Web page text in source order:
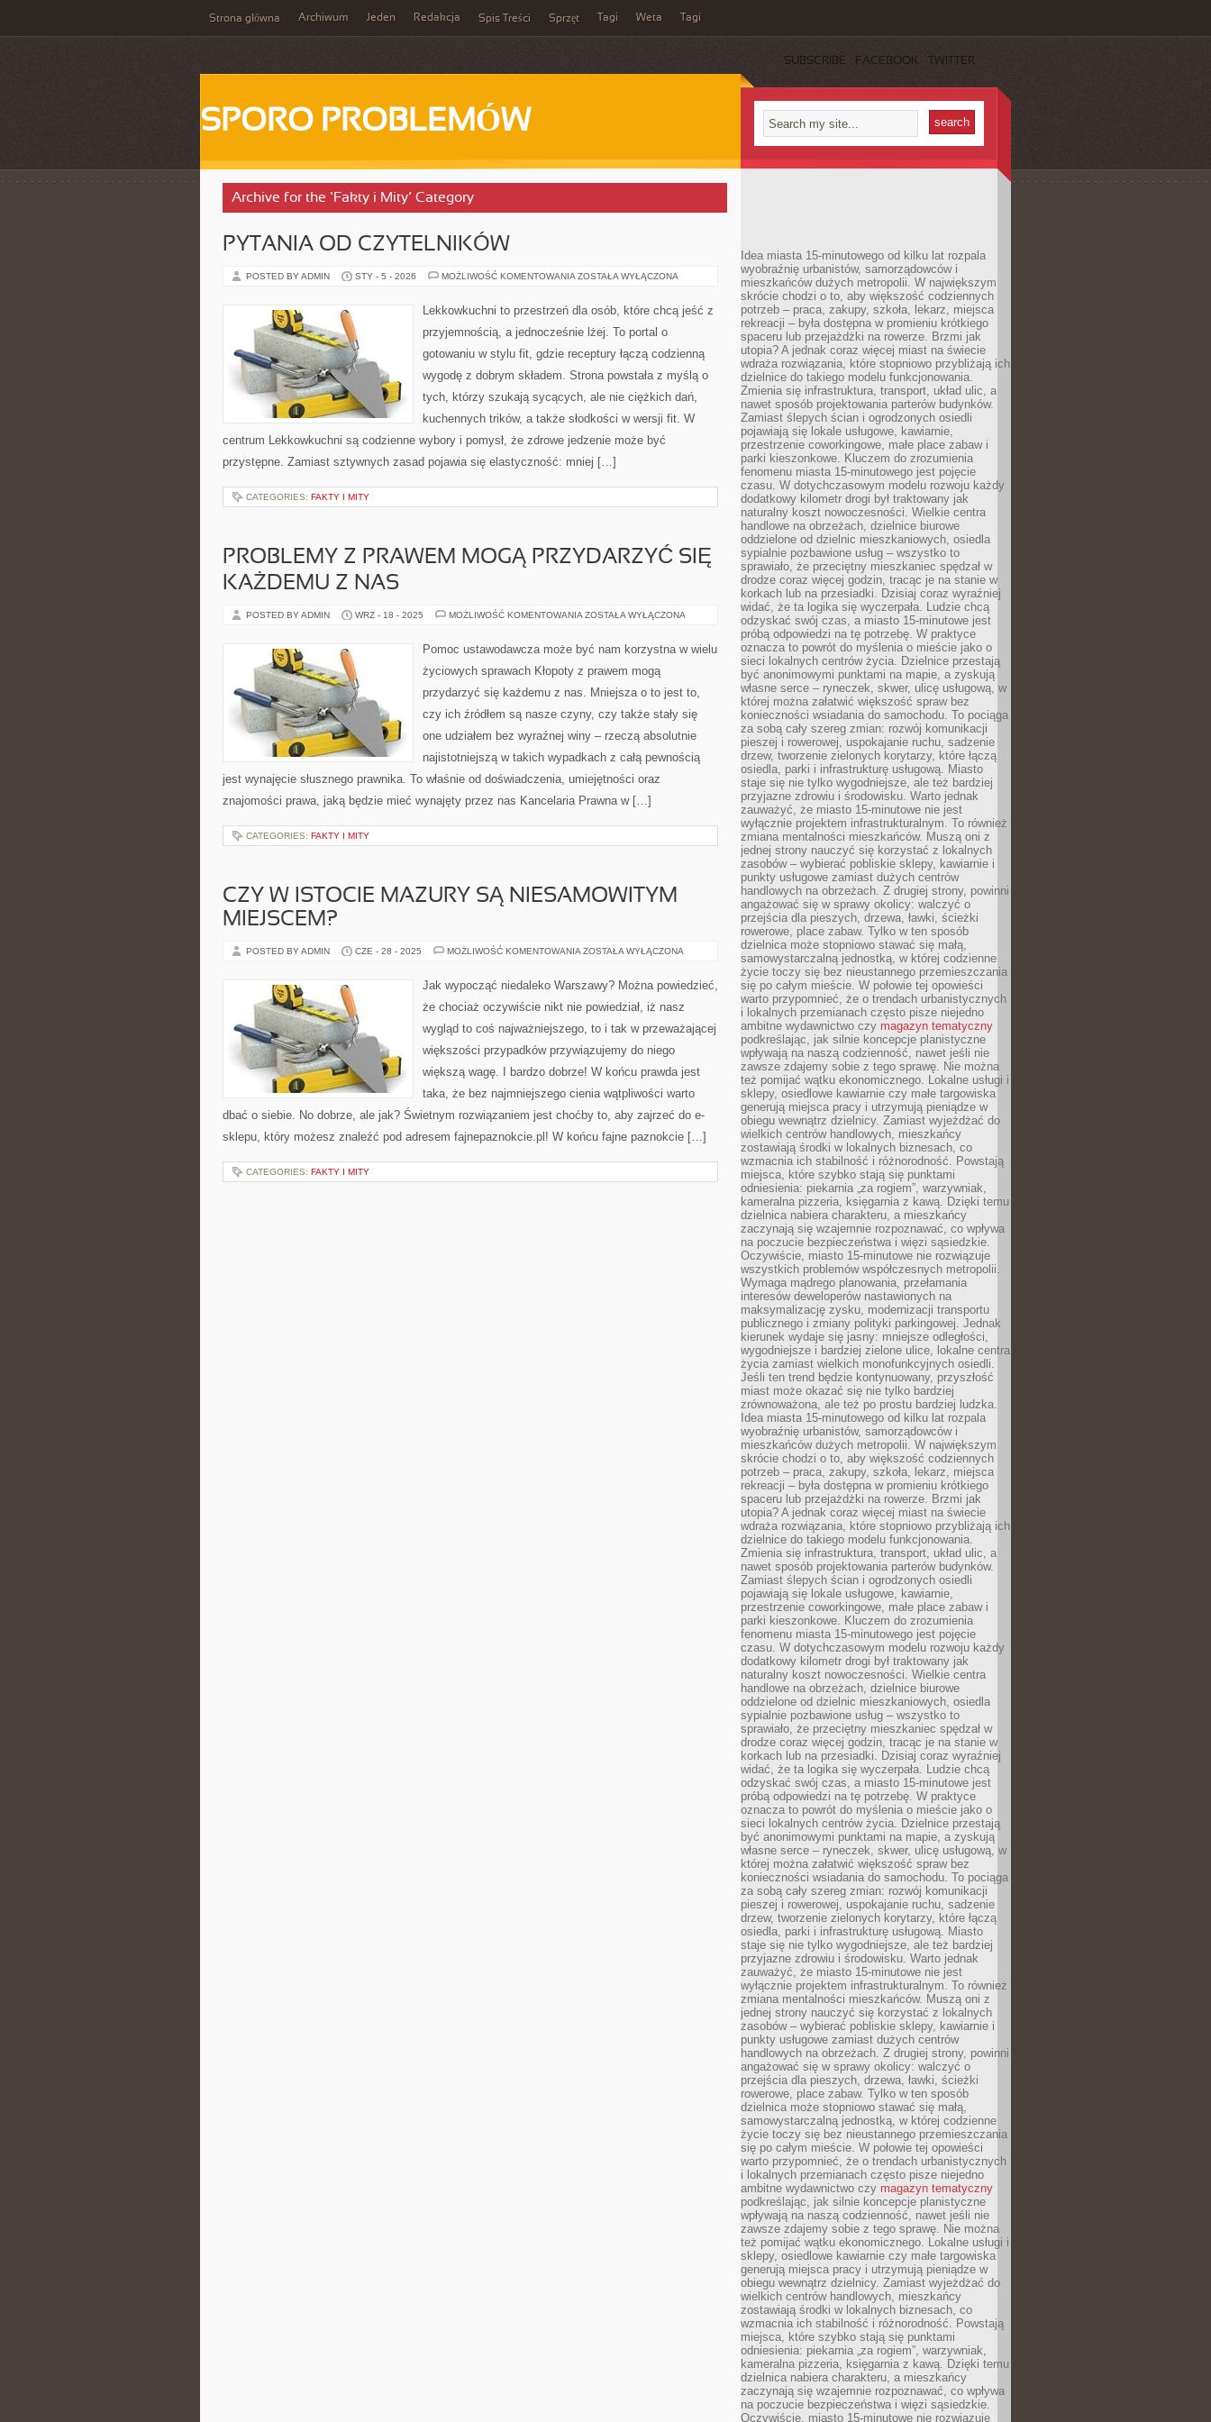
Strona główna Archiwum Jeden Redakcja Spis Treści Sprzęt Tagi Weta Tagi
SUBSCRIBE FACEBOOK TWITTER
SPORO PROBLEMÓW
Archive for the ‘Fakty i Mity’ Category
PYTANIA OD CZYTELNIKÓW
POSTED BY ADMIN STY - 5 - 2026 MOŻLIWOŚĆ KOMENTOWANIA PYTANIA
ZOSTAŁA WYŁĄCZONA
Lekkowkuchni to przestrzeń dla osób, które chcą jeść z
przyjemnością, a jednocześnie lżej. To portal o
gotowaniu w stylu fit, gdzie receptury łączą codzienną
wygodę z dobrym składem. Strona powstała z myślą o
tych, którzy szukają sycących, ale nie ciężkich dań,
kuchennych trików, a także słodkości w wersji fit. W
centrum Lekkowkuchni są codzienne wybory i pomysł, że zdrowe jedzenie może być
przystępne. Zamiast sztywnych zasad pojawia się elastyczność: mniej […]
CATEGORIES: FAKTY I MITY
PROBLEMY Z PRAWEM MOGĄ PRZYDARZYĆ SIĘ
KAŻDEMU Z NAS
POSTED BY ADMIN WRZ - 18 - 2025 MOŻLIWOŚĆ KOMENTOWANIA PROBLEMY
MOGĄ
PRZYDARZYĆ
KAŻDEMU
NAS
ZOSTAŁA WYŁĄCZONA
Pomoc ustawodawcza może być nam korzystna w wielu
życiowych sprawach Kłopoty z prawem mogą
przydarzyć się każdemu z nas. Mniejsza o to jest to,
czy ich źródłem są nasze czyny, czy także stały się
one udziałem bez wyraźnej winy – rzeczą absolutnie
najistotniejszą w takich wypadkach z całą pewnością
jest wynajęcie słusznego prawnika. To właśnie od doświadczenia, umiejętności oraz
znajomości prawa, jaką będzie mieć wynajęty przez nas Kancelaria Prawna w […]
CATEGORIES: FAKTY I MITY
CZY W ISTOCIE MAZURY SĄ NIESAMOWITYM
MIEJSCEM?
POSTED BY ADMIN CZE - 28 - 2025 MOŻLIWOŚĆ KOMENTOWANIA CZY
MAZURY
SĄ
MIEJSCEM?
ZOSTAŁA WYŁĄCZONA
Jak wypocząć niedaleko Warszawy? Można powiedzieć,
że chociaż oczywiście nikt nie powiedział, iż nasz
wygląd to coś najważniejszego, to i tak w przeważającej
większości przypadków przywiązujemy do niego
większą wagę. I bardzo dobrze! W końcu prawda jest
taka, że bez najmniejszego cienia wątpliwości warto
dbać o siebie. No dobrze, ale jak? Świetnym rozwiązaniem jest choćby to, aby zajrzeć do e-
sklepu, który możesz znaleźć pod adresem fajnepaznokcie.pl! W końcu fajne paznokcie […]
CATEGORIES: FAKTY I MITY
Idea miasta 15-minutowego od kilku lat rozpala
wyobraźnię urbanistów, samorządowców i
mieszkańców dużych metropolii. W największym
skrócie chodzi o to, aby większość codziennych
potrzeb – praca, zakupy, szkoła, lekarz, miejsca
rekreacji – była dostępna w promieniu krótkiego
spaceru lub przejażdżki na rowerze. Brzmi jak
utopia? A jednak coraz więcej miast na świecie
wdraża rozwiązania, które stopniowo przybliżają ich
dzielnice do takiego modelu funkcjonowania.
Zmienia się infrastruktura, transport, układ ulic, a
nawet sposób projektowania parterów budynków.
Zamiast ślepych ścian i ogrodzonych osiedli
pojawiają się lokale usługowe, kawiarnie,
przestrzenie coworkingowe, małe place zabaw i
parki kieszonkowe. Kluczem do zrozumienia
fenomenu miasta 15-minutowego jest pojęcie
czasu. W dotychczasowym modelu rozwoju każdy
dodatkowy kilometr drogi był traktowany jak
naturalny koszt nowoczesności. Wielkie centra
handlowe na obrzeżach, dzielnice biurowe
oddzielone od dzielnic mieszkaniowych, osiedla
sypialnie pozbawione usług – wszystko to
sprawiało, że przeciętny mieszkaniec spędzał w
drodze coraz więcej godzin, tracąc je na stanie w
korkach lub na przesiadki. Dzisiaj coraz wyraźniej
widać, że ta logika się wyczerpała. Ludzie chcą
odzyskać swój czas, a miasto 15-minutowe jest
próbą odpowiedzi na tę potrzebę. W praktyce
oznacza to powrót do myślenia o mieście jako o
sieci lokalnych centrów życia. Dzielnice przestają
być anonimowymi punktami na mapie, a zyskują
własne serce – ryneczek, skwer, ulicę usługową, w
której można załatwić większość spraw bez
konieczności wsiadania do samochodu. To pociąga
za sobą cały szereg zmian: rozwój komunikacji
pieszej i rowerowej, uspokajanie ruchu, sadzenie
drzew, tworzenie zielonych korytarzy, które łączą
osiedla, parki i infrastrukturę usługową. Miasto
staje się nie tylko wygodniejsze, ale też bardziej
przyjazne zdrowiu i środowisku. Warto jednak
zauważyć, że miasto 15-minutowe nie jest
wyłącznie projektem infrastrukturalnym. To również
zmiana mentalności mieszkańców. Muszą oni z
jednej strony nauczyć się korzystać z lokalnych
zasobów – wybierać pobliskie sklepy, kawiarnie i
punkty usługowe zamiast dużych centrów
handlowych na obrzeżach. Z drugiej strony, powinni
angażować się w sprawy okolicy: walczyć o
przejścia dla pieszych, drzewa, ławki, ścieżki
rowerowe, place zabaw. Tylko w ten sposób
dzielnica może stopniowo stawać się małą,
samowystarczalną jednostką, w której codzienne
życie toczy się bez nieustannego przemieszczania
się po całym mieście. W połowie tej opowieści
warto przypomnieć, że o trendach urbanistycznych
i lokalnych przemianach często pisze niejedno
ambitne wydawnictwo czy magazyn tematyczny
podkreślając, jak silnie koncepcje planistyczne
wpływają na naszą codzienność, nawet jeśli nie
zawsze zdajemy sobie z tego sprawę. Nie można
też pomijać wątku ekonomicznego. Lokalne usługi i
sklepy, osiedlowe kawiarnie czy małe targowiska
generują miejsca pracy i utrzymują pieniądze w
obiegu wewnątrz dzielnicy. Zamiast wyjeżdżać do
wielkich centrów handlowych, mieszkańcy
zostawiają środki w lokalnych biznesach, co
wzmacnia ich stabilność i różnorodność. Powstają
miejsca, które szybko stają się punktami
odniesienia: piekarnia „za rogiem”, warzywniak,
kameralna pizzeria, księgarnia z kawą. Dzięki temu
dzielnica nabiera charakteru, a mieszkańcy
zaczynają się wzajemnie rozpoznawać, co wpływa
na poczucie bezpieczeństwa i więzi sąsiedzkie.
Oczywiście, miasto 15-minutowe nie rozwiązuje
wszystkich problemów współczesnych metropolii.
Wymaga mądrego planowania, przełamania
interesów deweloperów nastawionych na
maksymalizację zysku, modernizacji transportu
publicznego i zmiany polityki parkingowej. Jednak
kierunek wydaje się jasny: mniejsze odległości,
wygodniejsze i bardziej zielone ulice, lokalne centra
życia zamiast wielkich monofunkcyjnych osiedli.
Jeśli ten trend będzie kontynuowany, przyszłość
miast może okazać się nie tylko bardziej
zrównoważona, ale też po prostu bardziej ludzka.
Idea miasta 15-minutowego od kilku lat rozpala
wyobraźnię urbanistów, samorządowców i
mieszkańców dużych metropolii. W największym
skrócie chodzi o to, aby większość codziennych
potrzeb – praca, zakupy, szkoła, lekarz, miejsca
rekreacji – była dostępna w promieniu krótkiego
spaceru lub przejażdżki na rowerze. Brzmi jak
utopia? A jednak coraz więcej miast na świecie
wdraża rozwiązania, które stopniowo przybliżają ich
dzielnice do takiego modelu funkcjonowania.
Zmienia się infrastruktura, transport, układ ulic, a
nawet sposób projektowania parterów budynków.
Zamiast ślepych ścian i ogrodzonych osiedli
pojawiają się lokale usługowe, kawiarnie,
przestrzenie coworkingowe, małe place zabaw i
parki kieszonkowe. Kluczem do zrozumienia
fenomenu miasta 15-minutowego jest pojęcie
czasu. W dotychczasowym modelu rozwoju każdy
dodatkowy kilometr drogi był traktowany jak
naturalny koszt nowoczesności. Wielkie centra
handlowe na obrzeżach, dzielnice biurowe
oddzielone od dzielnic mieszkaniowych, osiedla
sypialnie pozbawione usług – wszystko to
sprawiało, że przeciętny mieszkaniec spędzał w
drodze coraz więcej godzin, tracąc je na stanie w
korkach lub na przesiadki. Dzisiaj coraz wyraźniej
widać, że ta logika się wyczerpała. Ludzie chcą
odzyskać swój czas, a miasto 15-minutowe jest
próbą odpowiedzi na tę potrzebę. W praktyce
oznacza to powrót do myślenia o mieście jako o
sieci lokalnych centrów życia. Dzielnice przestają
być anonimowymi punktami na mapie, a zyskują
własne serce – ryneczek, skwer, ulicę usługową, w
której można załatwić większość spraw bez
konieczności wsiadania do samochodu. To pociąga
za sobą cały szereg zmian: rozwój komunikacji
pieszej i rowerowej, uspokajanie ruchu, sadzenie
drzew, tworzenie zielonych korytarzy, które łączą
osiedla, parki i infrastrukturę usługową. Miasto
staje się nie tylko wygodniejsze, ale też bardziej
przyjazne zdrowiu i środowisku. Warto jednak
zauważyć, że miasto 15-minutowe nie jest
wyłącznie projektem infrastrukturalnym. To również
zmiana mentalności mieszkańców. Muszą oni z
jednej strony nauczyć się korzystać z lokalnych
zasobów – wybierać pobliskie sklepy, kawiarnie i
punkty usługowe zamiast dużych centrów
handlowych na obrzeżach. Z drugiej strony, powinni
angażować się w sprawy okolicy: walczyć o
przejścia dla pieszych, drzewa, ławki, ścieżki
rowerowe, place zabaw. Tylko w ten sposób
dzielnica może stopniowo stawać się małą,
samowystarczalną jednostką, w której codzienne
życie toczy się bez nieustannego przemieszczania
się po całym mieście. W połowie tej opowieści
warto przypomnieć, że o trendach urbanistycznych
i lokalnych przemianach często pisze niejedno
ambitne wydawnictwo czy magazyn tematyczny
podkreślając, jak silnie koncepcje planistyczne
wpływają na naszą codzienność, nawet jeśli nie
zawsze zdajemy sobie z tego sprawę. Nie można
też pomijać wątku ekonomicznego. Lokalne usługi i
sklepy, osiedlowe kawiarnie czy małe targowiska
generują miejsca pracy i utrzymują pieniądze w
obiegu wewnątrz dzielnicy. Zamiast wyjeżdżać do
wielkich centrów handlowych, mieszkańcy
zostawiają środki w lokalnych biznesach, co
wzmacnia ich stabilność i różnorodność. Powstają
miejsca, które szybko stają się punktami
odniesienia: piekarnia „za rogiem”, warzywniak,
kameralna pizzeria, księgarnia z kawą. Dzięki temu
dzielnica nabiera charakteru, a mieszkańcy
zaczynają się wzajemnie rozpoznawać, co wpływa
na poczucie bezpieczeństwa i więzi sąsiedzkie.
Oczywiście, miasto 15-minutowe nie rozwiązuje